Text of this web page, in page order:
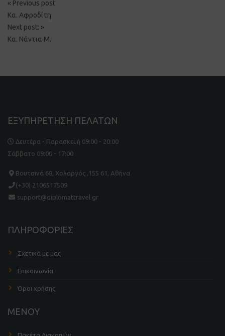
Post
navigation
« Previous post:
Κα. Αφροδίτη
Next post: »
Κα. Νάντια Μ.
ΕΞΥΠΗΡΕΤΗΣΗ ΠΕΛΑΤΩΝ
Δευτέρα - Παρασκευή 09:00 - 20:00
Σάββατο 09:00 - 17:00
Βουτσινά 68, Χολαργός ,155 61, Αθήνα
(+30) 2106517509
support@diplomattravel.gr
ΠΛΗΡΟΦΟΡΙΕΣ
Σχετικά με μας
Επικοινωνία
Όροι χρήσης
ΜΕΝΟΥ